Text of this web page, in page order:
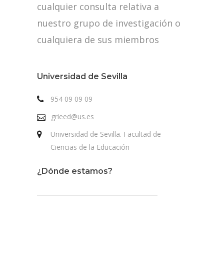
cualquier consulta relativa a
nuestro grupo de investigación o
cualquiera de sus miembros
Universidad de Sevilla
954 09 09 09
grieed@us.es
Universidad de Sevilla. Facultad de
Ciencias de la Educación
¿Dónde estamos?